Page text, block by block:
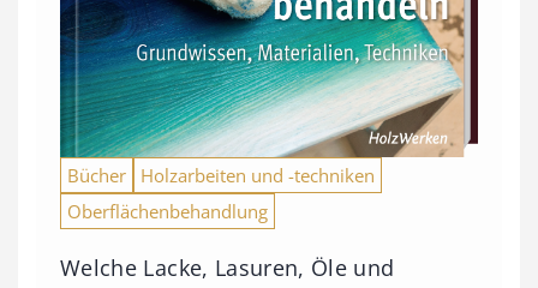
Bücher
Holzarbeiten und -techniken
Oberflächenbehandlung
Welche Lacke, Lasuren, Öle und